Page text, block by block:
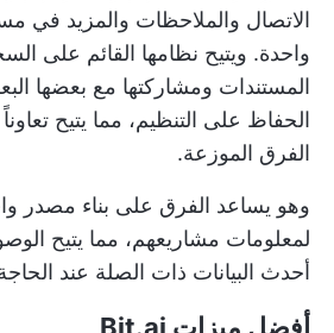
الاتصال والملاحظات والمزيد في
واحدة. ويتيح نظامها القائم على
المستندات ومشاركتها مع بعضها
الحفاظ على التنظيم، مما يتيح
الفرق الموزعة.
وهو يساعد الفرق على بناء مصدر
لمعلومات مشاريعهم، مما يتيح
أحدث البيانات ذات الصلة عند
أفضل ميزات Bit.ai